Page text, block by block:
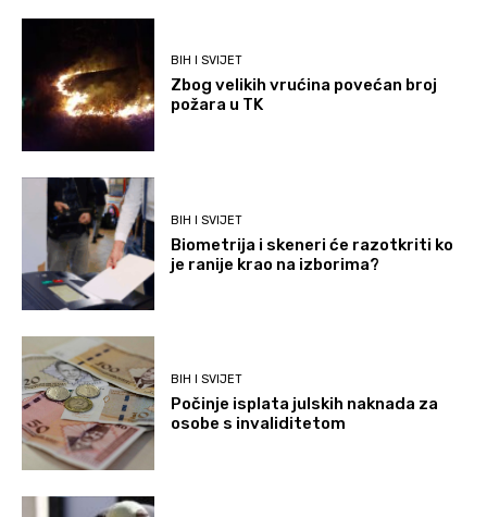
BIH I SVIJET
Zbog velikih vrućina povećan broj
požara u TK
BIH I SVIJET
Biometrija i skeneri će razotkriti ko
je ranije krao na izborima?
BIH I SVIJET
Počinje isplata julskih naknada za
osobe s invaliditetom